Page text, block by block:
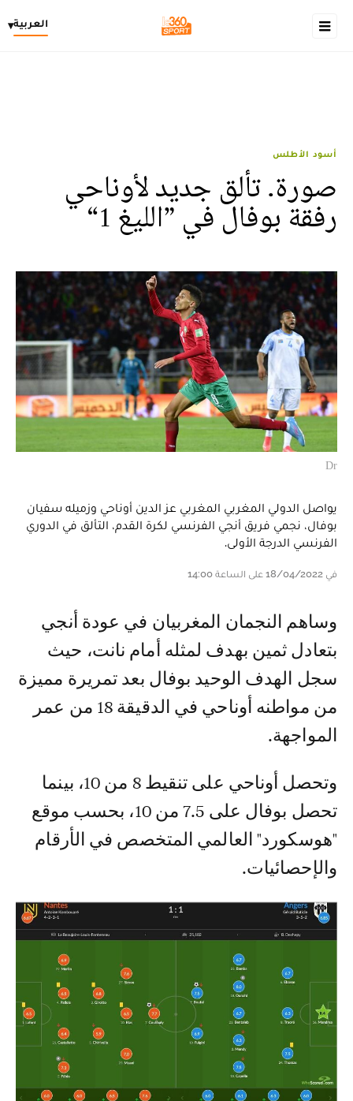
العربية▾
أسود الأطلس
صورة. تألق جديد لأوناحي
رفقة بوفال في ”الليغ 1“
Dr
يواصل الدولي المغربي المغربي عز الدين أوناحي وزميله سفيان
بوفال، نجمي فريق أنجي الفرنسي لكرة القدم، التألق في الدوري
الفرنسي الدرجة الأولى.
في 18/04/2022 على الساعة 14:00
وساهم النجمان المغربيان في عودة أنجي
بتعادل ثمين بهدف لمثله أمام نانت، حيث
سجل الهدف الوحيد بوفال بعد تمريرة مميزة
من مواطنه أوناحي في الدقيقة 18 من عمر
المواجهة.
وتحصل أوناحي على تنقيط 8 من 10، بينما
تحصل بوفال على 7.5 من 10، بحسب موقع
"هوسكورد" العالمي المتخصص في الأرقام
والإحصائيات.